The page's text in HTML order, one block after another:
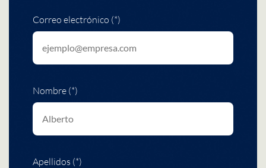
Correo electrónico (*)
Nombre (*)
Apellidos (*)